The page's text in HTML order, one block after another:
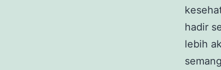
hadir
lebih